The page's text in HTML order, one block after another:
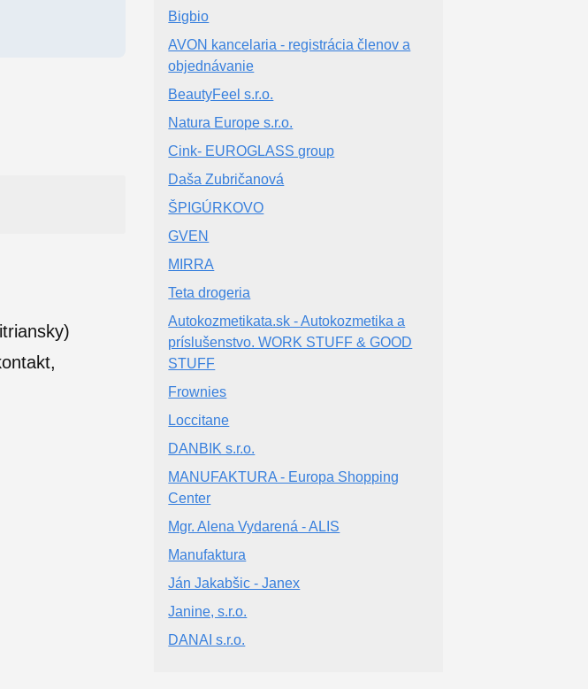
Bigbio
AVON kancelaria - registrácia členov a
objednávanie
BeautyFeel s.r.o.
Natura Europe s.r.o.
Cink- EUROGLASS group
Daša Zubričanová
ŠPIGÚRKOVO
GVEN
MIRRA
Teta drogeria
Autokozmetikata.sk - Autokozmetika a
príslušenstvo. WORK STUFF & GOOD
STUFF
Frownies
Loccitane
DANBIK s.r.o.
MANUFAKTURA - Europa Shopping
Center
Mgr. Alena Vydarená - ALIS
Manufaktura
Ján Jakabšic - Janex
Janine, s.r.o.
DANAI s.r.o.